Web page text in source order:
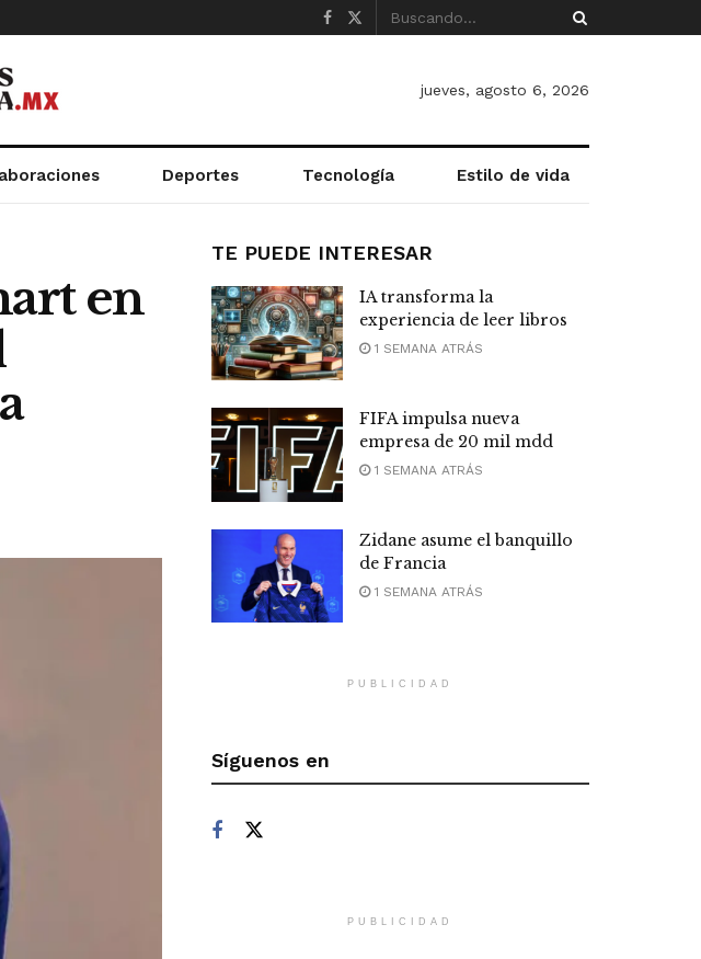
jueves, agosto 6, 2026
Deportes Tecnología Estilo de vida
en
TE PUEDE INTERESAR
IA transforma la
experiencia de leer libros
1 SEMANA ATRÁS
FIFA impulsa nueva
empresa de 20 mil mdd
1 SEMANA ATRÁS
Zidane asume el banquillo
de Francia
1 SEMANA ATRÁS
PUBLICIDAD
Síguenos en
PUBLICIDAD